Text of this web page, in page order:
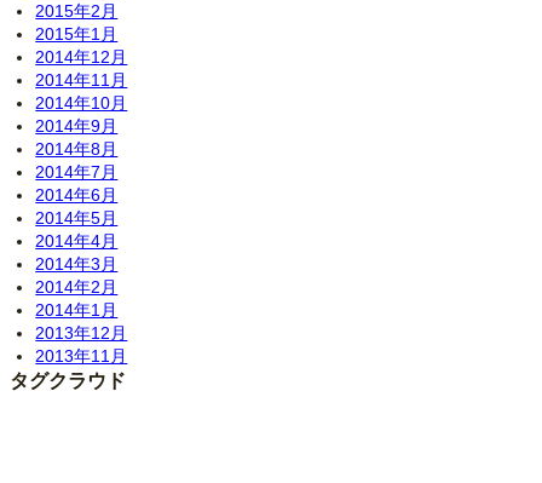
2015年2月
2015年1月
2014年12月
2014年11月
2014年10月
2014年9月
2014年8月
2014年7月
2014年6月
2014年5月
2014年4月
2014年3月
2014年2月
2014年1月
2013年12月
2013年11月
タグクラウド